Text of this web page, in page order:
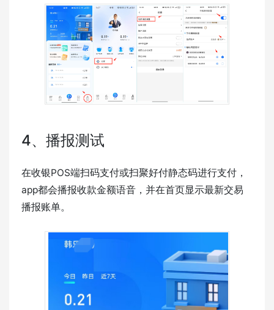
4、播报测试
在收银POS端扫码支付或扫聚好付静态码进行支付，
app都会播报收款金额语音，并在首页显示最新交易
播报账单。